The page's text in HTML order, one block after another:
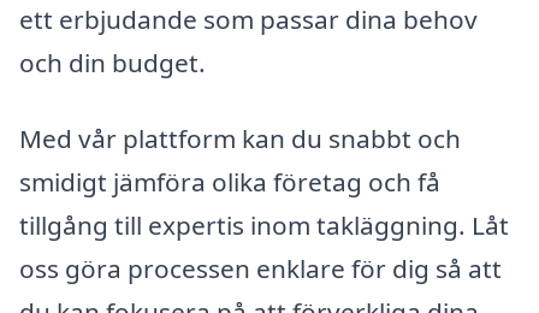
ett erbjudande som passar dina behov
och din budget.
Med vår plattform kan du snabbt och
smidigt jämföra olika företag och få
tillgång till expertis inom takläggning. Låt
oss göra processen enklare för dig så att